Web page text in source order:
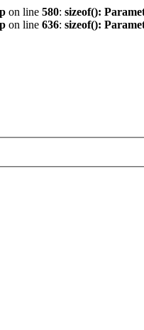
on line 580: sizeof():
on line 636: sizeof():